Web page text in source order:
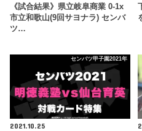
《試合結果》県立岐阜商業 0-1x
市立和歌山(9回サヨナラ) センバ
ツ…
センバツ甲子園2021年
2021.10.25